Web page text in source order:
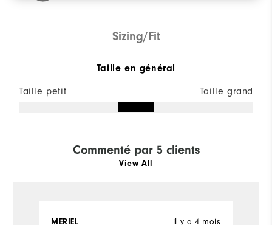
Sizing/Fit
Taille en général
Taille petit Taille grand
Commenté par 5 clients
View All
il y a 4 mois
MERIEL